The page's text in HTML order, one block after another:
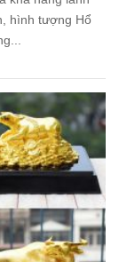
hình tượng Hổ